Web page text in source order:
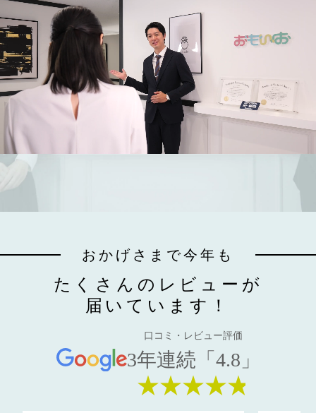
おかげさまで今年も
たくさんのレビューが
届いています！
口コミ・レビュー評価
3年連続「4.8」
★★★★★